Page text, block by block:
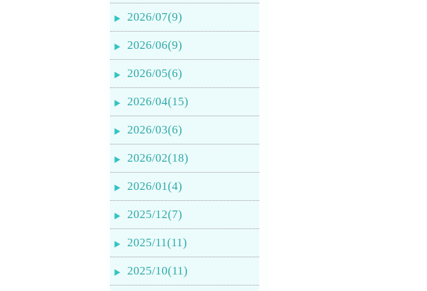
2026/07(9)
2026/06(9)
2026/05(6)
2026/04(15)
2026/03(6)
2026/02(18)
2026/01(4)
2025/12(7)
2025/11(11)
2025/10(11)